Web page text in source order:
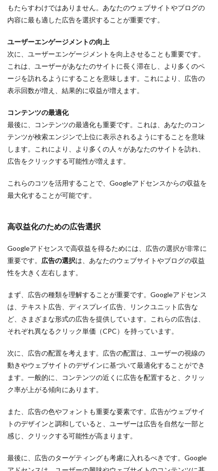
もたらすわけではありません。あなたのウェブサイトやブログの
内容に最も適した広告を選択することが重要です。
ユーザーエンゲージメントの向上
次に、ユーザーエンゲージメントを向上させることも重要です。
これは、ユーザーがあなたのサイトに長く滞在し、より多くのペ
ージを訪れるようにすることを意味します。これにより、広告の
表示回数が増え、結果的に収益が増えます。
コンテンツの最適化
最後に、コンテンツの最適化も重要です。これは、あなたのコン
テンツが検索エンジンで上位に表示されるようにすることを意味
します。これにより、より多くの人々があなたのサイトを訪れ、
広告をクリックする可能性が増えます。
これらのコツを活用することで、Googleアドセンスからの収益を
最大化することが可能です。
高収益化のための広告選択
Googleアドセンスで高収益を得るためには、広告の選択が非常に
重要です。 広告の選択は、あなたのウェブサイトやブログの収益
性を大きく左右します。
まず、広告の種類を理解することが重要です。Googleアドセンス
は、テキスト広告、ディスプレイ広告、リンクユニット広告な
ど、さまざまな形式の広告を提供しています。これらの広告は、
それぞれ異なるクリック単価（CPC）を持っています。
次に、広告の配置を考えます。広告の配置は、ユーザーの視線の
動きやウェブサイトのデザインに基づいて最適化することができ
ます。一般的に、コンテンツの近くに広告を配置すると、クリッ
ク率が上がる傾向にあります。
また、広告の色やフォントも重要な要素です。広告がウェブサイ
トのデザインと調和していると、ユーザーは広告を自然な一部と
感じ、クリックする可能性が高まります。
最後に、広告のターゲティングも考慮に入れるべきです。Google